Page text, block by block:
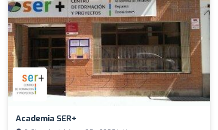
Academia SER+